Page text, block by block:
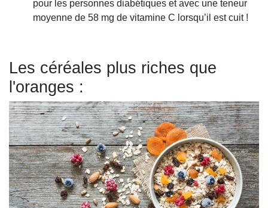
pour les personnes diabétiques et avec une teneur
moyenne de 58 mg de vitamine C lorsqu’il est cuit !
Les céréales plus riches que
l'oranges :